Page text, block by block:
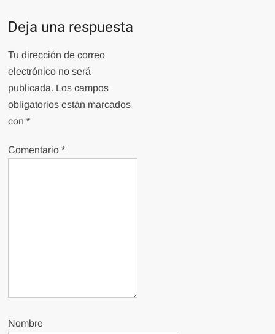
Deja una respuesta
Tu dirección de correo
electrónico no será
publicada. Los campos
obligatorios están marcados
con*
Comentario*
Nombre